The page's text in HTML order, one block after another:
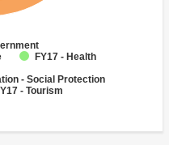
FY17 - Health
- Social Protection
- Tourism